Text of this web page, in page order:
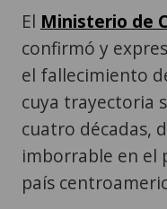
El Ministerio de
confirmó y
el fallecimiento
cuya trayectoria
cuatro décadas,
imborrable en el
país